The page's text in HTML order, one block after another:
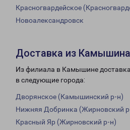
Красногвардейское
Новоалександровск
Доставка из
Из филиала в Камышине доставка
в следующие города:
Дворянское (Камышинский р-н)
Нижняя Добринка (Жирновский
Красный Яр (Жирновский р-н)